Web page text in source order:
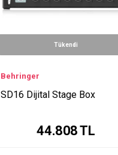
Tükendi
Behringer
SD16 Dijital Stage Box
44.808TL